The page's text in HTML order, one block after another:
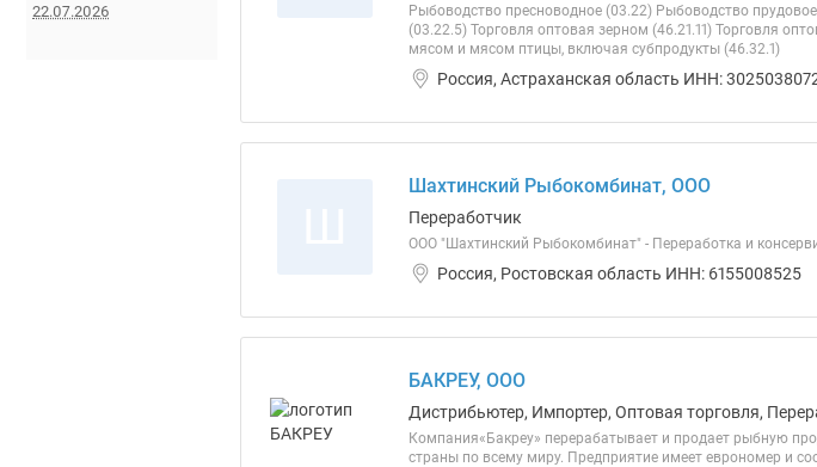
22.07.2026
Рыбоводство пресноводное (03.22) Рыбоводство
(03.22.5) Торговля оптовая зерном (46.21.11) Торговля
мясом и мясом птицы, включая субпродукты (46.32.1)
Россия, Астраханская область ИНН:
Шахтинский Рыбокомбинат, ООО
Переработчик
ООО "Шахтинский Рыбокомбинат" - Переработка и
Россия, Ростовская область ИНН: 6155008525
БАКРЕУ, ООО
Дистрибьютер, Импортер, Оптовая торговля,
Компания«Бакреу» перерабатывает и продает рыбную
страны по всему миру. Предприятие имеет еврономер и